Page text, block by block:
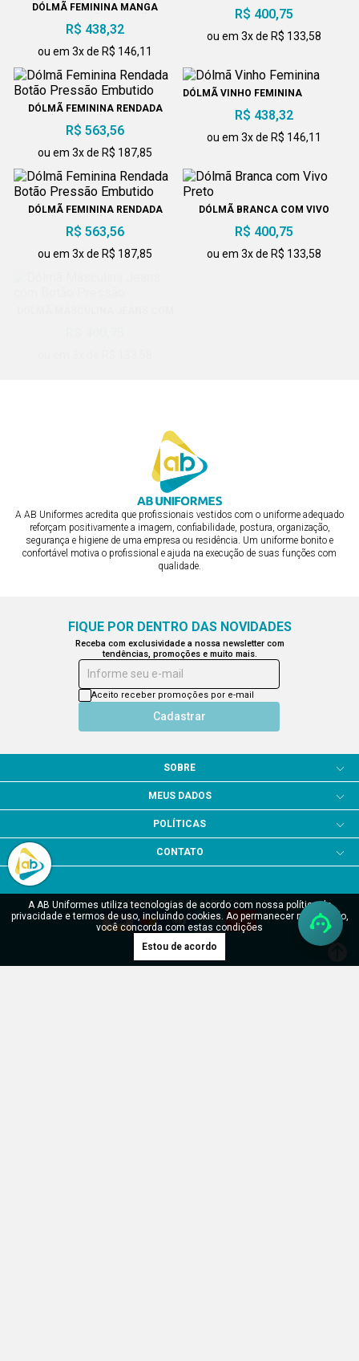
DÓLMÃ FEMININA MANGA
R$ 438,32
ou em 3x de R$ 146,11
R$ 400,75
ou em 3x de R$ 133,58
DÓLMÃ FEMININA RENDADA
R$ 563,56
ou em 3x de R$ 187,85
DÓLMÃ VINHO FEMININA
R$ 438,32
ou em 3x de R$ 146,11
DÓLMÃ FEMININA RENDADA
R$ 563,56
ou em 3x de R$ 187,85
DÓLMÃ BRANCA COM VIVO
R$ 400,75
ou em 3x de R$ 133,58
A AB Uniformes acredita que profissionais vestidos com o uniforme adequado
reforçam positivamente a imagem, confiabilidade, postura, organização,
segurança e higiene de uma empresa ou residência. Um uniforme bonito e
confortável motiva o profissional e ajuda na execução de suas funções com
qualidade.
FIQUE POR DENTRO DAS NOVIDADES
Receba com exclusividade a nossa newsletter com
tendências, promoções e muito mais.
Informe seu e-mail
Cadastrar
Aceito receber promoções por e-mail
SOBRE
MEUS DADOS
POLÍTICAS
CONTATO
FORMAS DE PAGAMENTO
A AB Uniformes utiliza tecnologias de acordo com nossa política de
privacidade e termos de uso, incluindo cookies. Ao permanecer navegando,
você concorda com estas condições
Estou de acordo